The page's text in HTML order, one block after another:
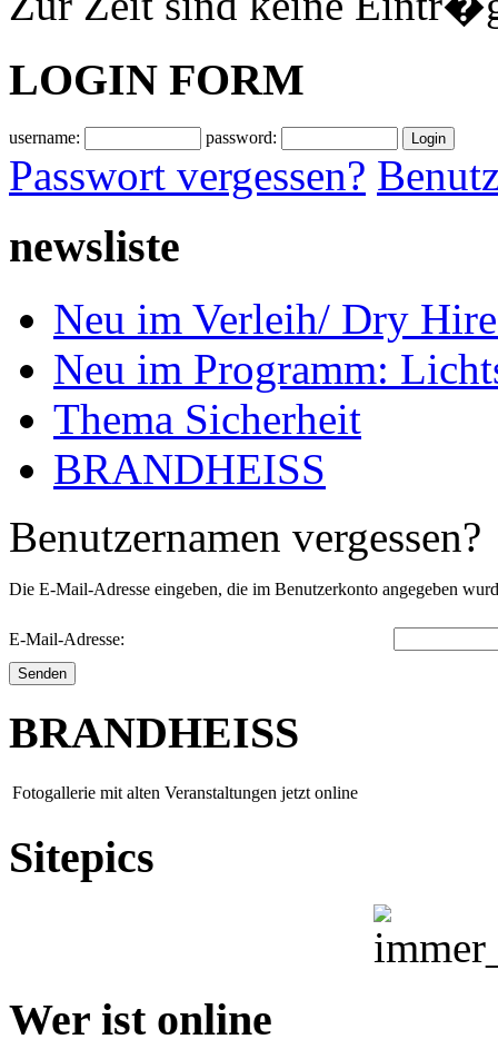
LOGIN FORM
username: password:
Passwort vergessen?
newsliste
Neu im Verleih/ Dry
Neu im Programm:
Thema Sicherheit
BRANDHEISS
Benutzernamen vergessen?
Die E-Mail-Adresse eingeben, die im Benutzerkonto angegeben
E-Mail-Adresse:
Senden
BRANDHEISS
Fotogallerie mit alten Veranstaltungen jetzt online
Sitepics
Wer ist online